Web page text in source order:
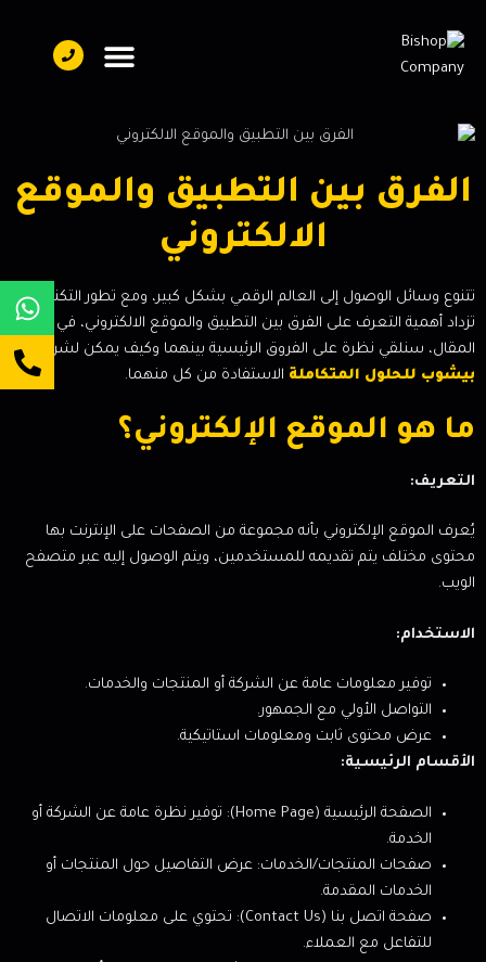
الفرق بين التطبيق والموقع
الالكتروني
تتنوع وسائل الوصول إلى العالم الرقمي بشكل كبير، ومع تطور التكنولوجيا،
تزداد أهمية التعرف على الفرق بين التطبيق والموقع الالكتروني، في هذا
المقال، سنلقي نظرة على الفروق الرئيسية بينهما وكيف يمكن لشركة
بيشوب للحلول المتكاملة الاستفادة من كل منهما.
ما هو الموقع الإلكتروني؟
التعريف:
يُعرف الموقع الإلكتروني بأنه مجموعة من الصفحات على الإنترنت بها
محتوى مختلف يتم تقديمه للمستخدمين، ويتم الوصول إليه عبر متصفح
الويب.
الاستخدام:
توفير معلومات عامة عن الشركة أو المنتجات والخدمات.
التواصل الأولي مع الجمهور.
عرض محتوى ثابت ومعلومات استاتيكية.
الأقسام الرئيسية:
الصفحة الرئيسية (Home Page): توفير نظرة عامة عن الشركة أو
الخدمة.
صفحات المنتجات/الخدمات: عرض التفاصيل حول المنتجات أو
الخدمات المقدمة.
صفحة اتصل بنا (Contact Us): تحتوي على معلومات الاتصال
للتفاعل مع العملاء.